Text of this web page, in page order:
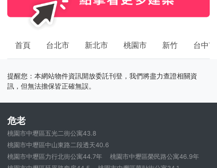
首頁 台北市 新北市 桃園市 新竹 台中市
提醒您：本網站物件資訊開放委託刊登，我們將盡力查證相關資
訊，但無法擔保皆正確無誤。
危老
桃園市中壢區五光二街公寓43.8
桃園市中壢區中山東路二段透天40.6
桃園市中壢區力行北街公寓44.7年
桃園市中壢區榮民路公寓46.9年